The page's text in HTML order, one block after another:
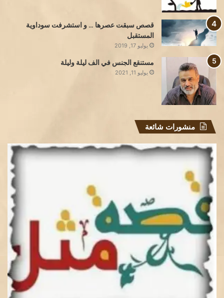
قصص سبقت عصرها … و استشرفت سوداوية
المستقبل
يوليو 17, 2019
مستنقع الجنس في الف ليلة وليلة
يوليو 11, 2021
منشورات شائعة